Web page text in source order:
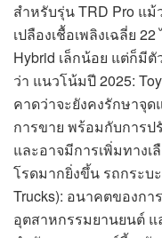
สำหรับรุ่น TRD Pro แม้
เปลืองเชื้อเพลิงเฉลี่ย
Hybrid เล็กน้อย แต่ก็มี
ว่า แนวโน้มปี 2025:
คาดว่าจะยังคงรักษาจุ
การขาย พร้อมกับการป
และอาจมีการเพิ่มทาง
โรดมากยิ่งขึ้น รถกระบ
Trucks): อนาคตของก
อุตสาหกรรมยานยนต์ แ